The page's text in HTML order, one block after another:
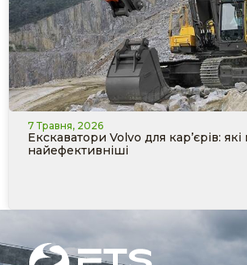
7 Травня, 2026
Екскаватори Volvo для кар’єрів: які
найефективніші